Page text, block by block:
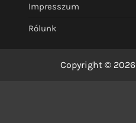
Impresszum
Rólunk
Copyright © 2026